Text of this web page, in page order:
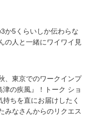
か5くらいしか伝わらな
の人と一緒にワイワイ見
、東京でのワークインプ
の疾風』！トーク ショ
ちを直にお届けしたく
みなさんからのリクエス